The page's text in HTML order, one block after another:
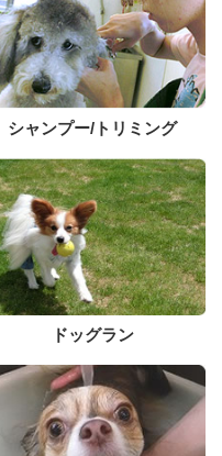
シャンプー/トリミング
ドッグラン